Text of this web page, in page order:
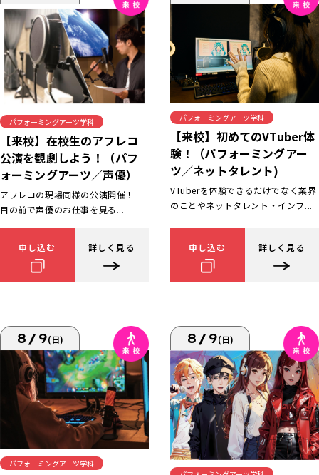
パフォーミングアーツ学科
【来校】在校生のアフレコ
公演を観劇しよう！（パフ
ォーミングアーツ／声優）
アフレコの現場同様の公演開催！
目の前で声優のお仕事を見る...
申し込む 詳しく見る
パフォーミングアーツ学科
【来校】初めてのVTuber体
験！（パフォーミングアー
ツ／ネットタレント)
VTuberを体験できるだけでなく業界
のことやネットタレント・インフ...
申し込む 詳しく見る
8/9(日)
パフォーミングアーツ学科
8/9(日)